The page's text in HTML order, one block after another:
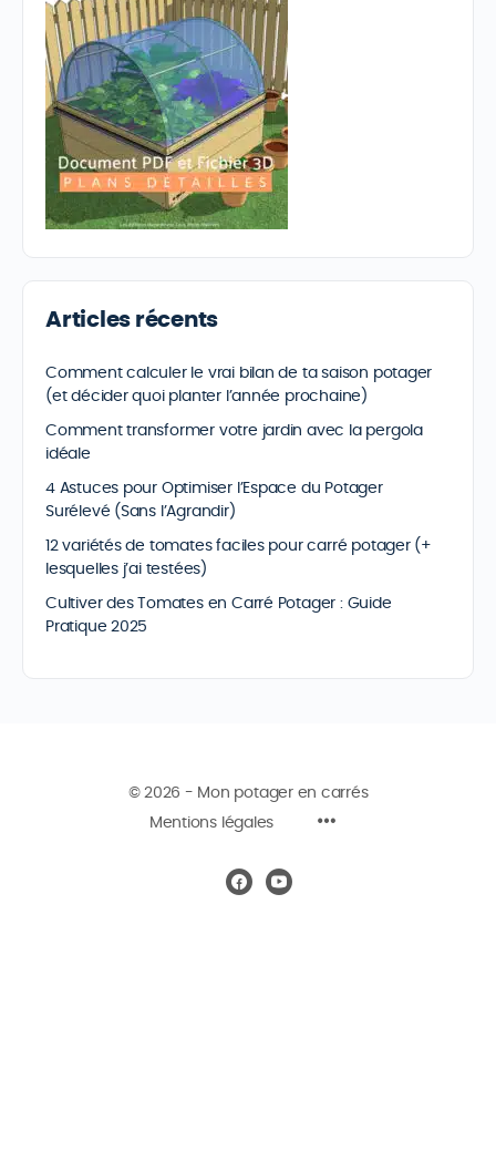
Articles récents
Comment calculer le vrai bilan de ta saison potager
(et décider quoi planter l’année prochaine)
Comment transformer votre jardin avec la pergola
idéale
4 Astuces pour Optimiser l’Espace du Potager
Surélevé (Sans l’Agrandir)
12 variétés de tomates faciles pour carré potager (+
lesquelles j’ai testées)
Cultiver des Tomates en Carré Potager : Guide
Pratique 2025
© 2026 - Mon potager en carrés
Mentions légales